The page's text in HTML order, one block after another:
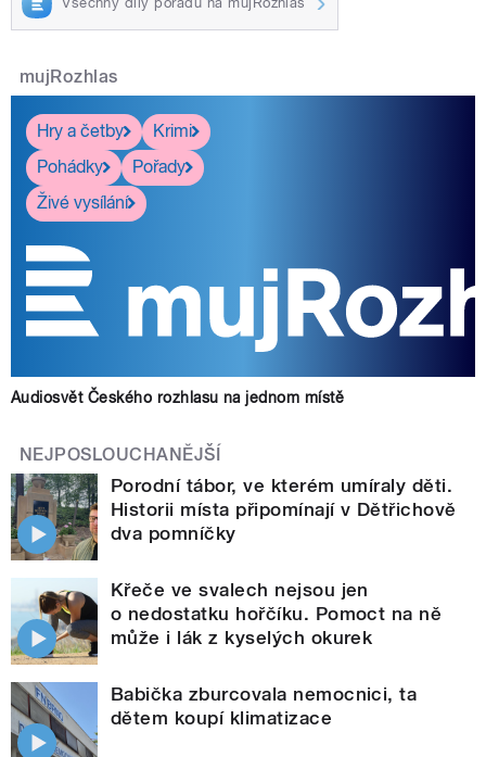
mujRozhlas
Hry a četby
Krimi
Pohádky
Pořady
Živé vysílání
Audiosvět Českého rozhlasu na jednom místě
NEJPOSLOUCHANĚJŠÍ
Porodní tábor, ve kterém umíraly děti.
Historii místa připomínají v Dětřichově
dva pomníčky
Křeče ve svalech nejsou jen
o nedostatku hořčíku. Pomoct na ně
může i lák z kyselých okurek
Babička zburcovala nemocnici, ta
dětem koupí klimatizace